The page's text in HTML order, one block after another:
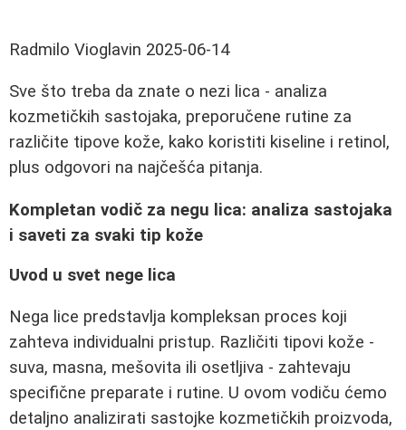
Radmilo Vioglavin 2025-06-14
Sve što treba da znate o nezi lica - analiza
kozmetičkih sastojaka, preporučene rutine za
različite tipove kože, kako koristiti kiseline i retinol,
plus odgovori na najčešća pitanja.
Kompletan vodič za negu lica: analiza sastojaka
i saveti za svaki tip kože
Uvod u svet nege lica
Nega lice predstavlja kompleksan proces koji
zahteva individualni pristup. Različiti tipovi kože -
suva, masna, mešovita ili osetljiva - zahtevaju
specifične preparate i rutine. U ovom vodiču ćemo
detaljno analizirati sastojke kozmetičkih proizvoda,